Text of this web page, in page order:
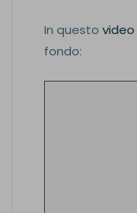
In questo video
fondo: